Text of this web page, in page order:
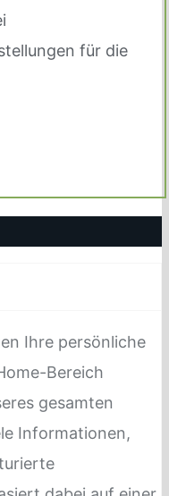
für die
Ihre persönliche
Bereich
gesamten
Informationen,